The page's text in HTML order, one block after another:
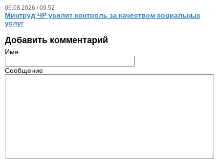
06.08.2026 / 09.52
Минтруд ЧР усилит контроль за качеством социальных
услуг
Добавить комментарий
Имя
Сообщение